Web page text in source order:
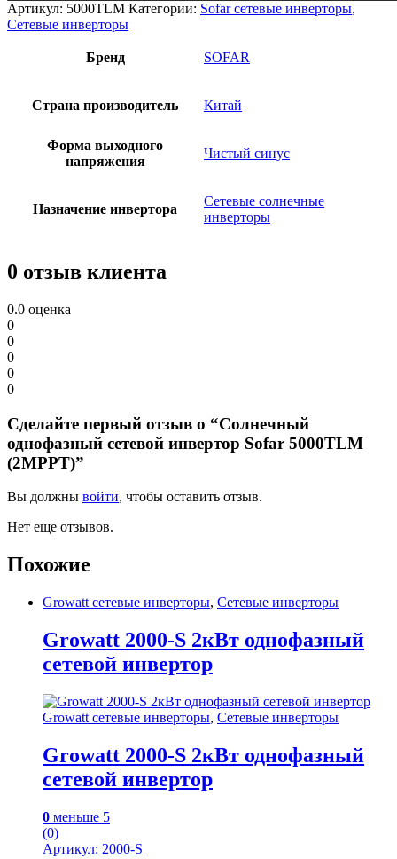
Артикул: 5000TLM Категории: Sofar сетевые инверторы,
Сетевые инверторы
Бренд SOFAR
Страна производитель Китай
Форма выходного
напряжения
Чистый синус
Назначение инвертора
Сетевые солнечные
инверторы
0 отзыв клиента
0.0 оценка
0
0
0
0
0
Сделайте первый отзыв о “Солнечный
однофазный сетевой инвертор Sofar 5000TLM
(2MPPT)”
Вы должны войти, чтобы оставить отзыв.
Нет еще отзывов.
Похожие
Growatt сетевые инверторы, Сетевые инверторы
Growatt 2000-S 2кВт однофазный
сетевой инвертор
Growatt сетевые инверторы, Сетевые инверторы
Growatt 2000-S 2кВт однофазный
сетевой инвертор
0 меньше 5
(0)
Артикул: 2000-S